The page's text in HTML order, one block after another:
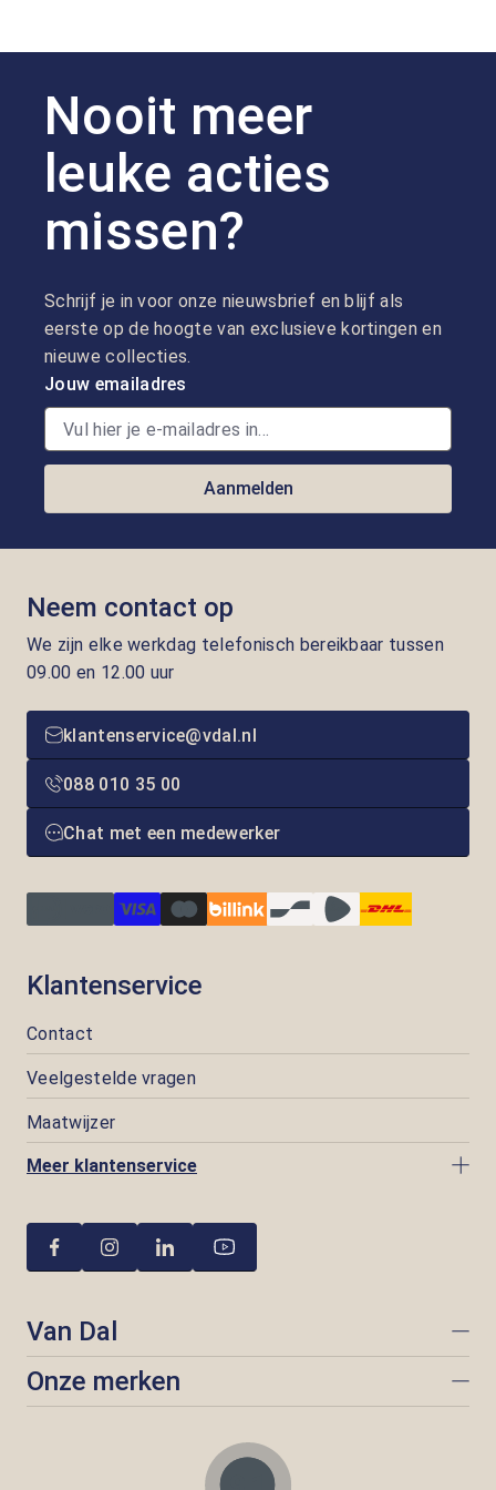
Nooit meer
leuke acties
missen?
Schrijf je in voor onze nieuwsbrief en blijf als
eerste op de hoogte van exclusieve kortingen en
nieuwe collecties.
Jouw emailadres
Aanmelden
Neem contact op
We zijn elke werkdag telefonisch bereikbaar tussen
09.00 en 12.00 uur
klantenservice@vdal.nl
088 010 35 00
Chat met een medewerker
Klantenservice
Contact
Veelgestelde vragen
Maatwijzer
Meer klantenservice
Van Dal
Onze merken